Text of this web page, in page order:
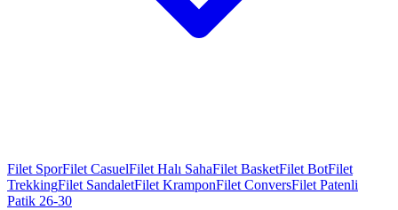
Filet SporFilet CasuelFilet Halı SahaFilet BasketFilet BotFilet
TrekkingFilet SandaletFilet KramponFilet ConversFilet Patenli
Patik 26-30